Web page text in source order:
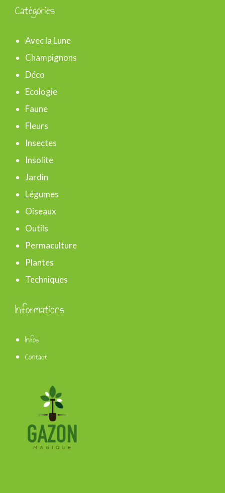
e
r
c
h
e
r
:
Catégories
Avec la Lune
Champignons
Déco
Ecologie
Faune
Fleurs
Insectes
Insolite
Jardin
Légumes
Oiseaux
Outils
Permaculture
Plantes
Techniques
Informations
Infos
Contact